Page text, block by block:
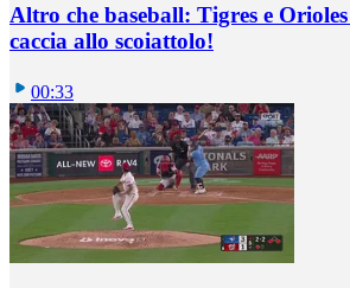
Altro che baseball: Tigres e
caccia allo scoiattolo!
00:33